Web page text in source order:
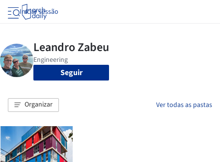
Iniciar sessão
Seguir
Organizar Ver todas as pastas